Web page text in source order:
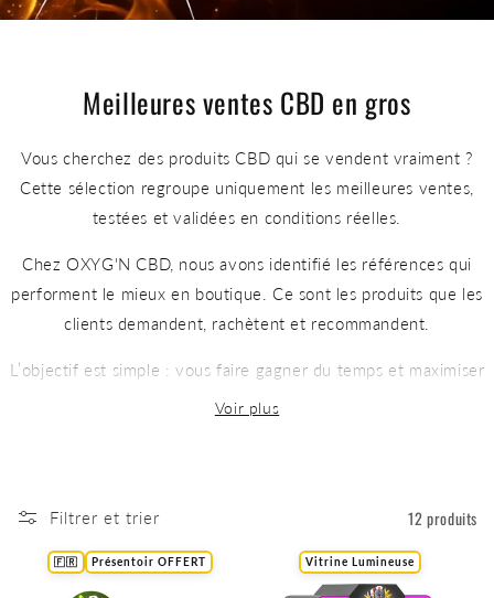
Meilleures ventes CBD en gros
Vous cherchez des produits CBD qui se vendent vraiment ?
Cette sélection regroupe uniquement les meilleures ventes,
testées et validées en conditions réelles.
Chez OXYG'N CBD, nous avons identifié les références qui
performent le mieux en boutique. Ce sont les produits que les
clients demandent, rachètent et recommandent.
L’objectif est simple : vous faire gagner du temps et maximiser
votre rentabilité avec des valeurs sûres.
Filtrer et trier 12 produits
🇫🇷 Présentoir OFFERT Vitrine Lumineuse